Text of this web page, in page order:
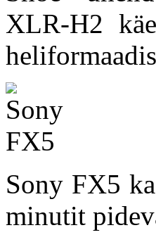
XLR-H2
Sony FX5
minutit